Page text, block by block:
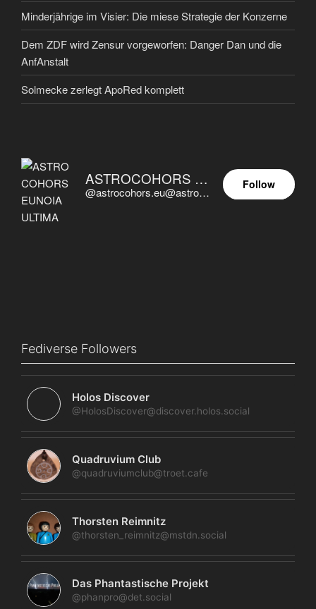
Minderjährige im Visier: Die miese Strategie der Konzerne
Dem ZDF wird Zensur vorgeworfen: Danger Dan und die
AnfAnstalt
Solmecke zerlegt ApoRed komplett
ASTROCOHORS EUNOIA ULTIMA
@astrocohors.eu@astrocohors.eu
Follow
Fediverse Followers
Holos Discover
@HolosDiscover@discover.holos.social
Quadruvium Club
@quadruviumclub@troet.cafe
Thorsten Reimnitz
@thorsten_reimnitz@mstdn.social
Das Phantastische Projekt
@phanpro@det.social